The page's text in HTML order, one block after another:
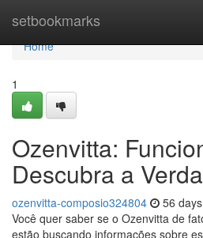
setbookmarks
Home
Home
1
Ozenvitta:
Descubra a
ozenvitta-composio324804 56
Você quer saber se o Ozenvitta de
estão buscando informações sobre